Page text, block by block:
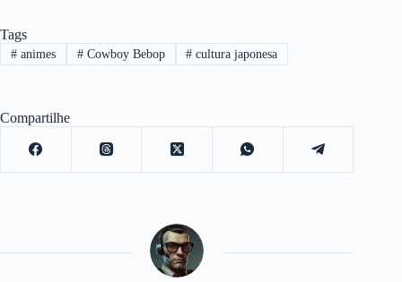
Tags
#animes #Cowboy Bebop # cultura japonesa
Compartilhe